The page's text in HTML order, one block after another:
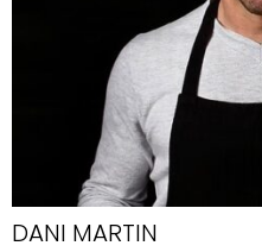
DANI MARTIN